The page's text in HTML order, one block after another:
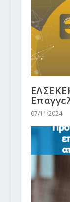
07/11/2024